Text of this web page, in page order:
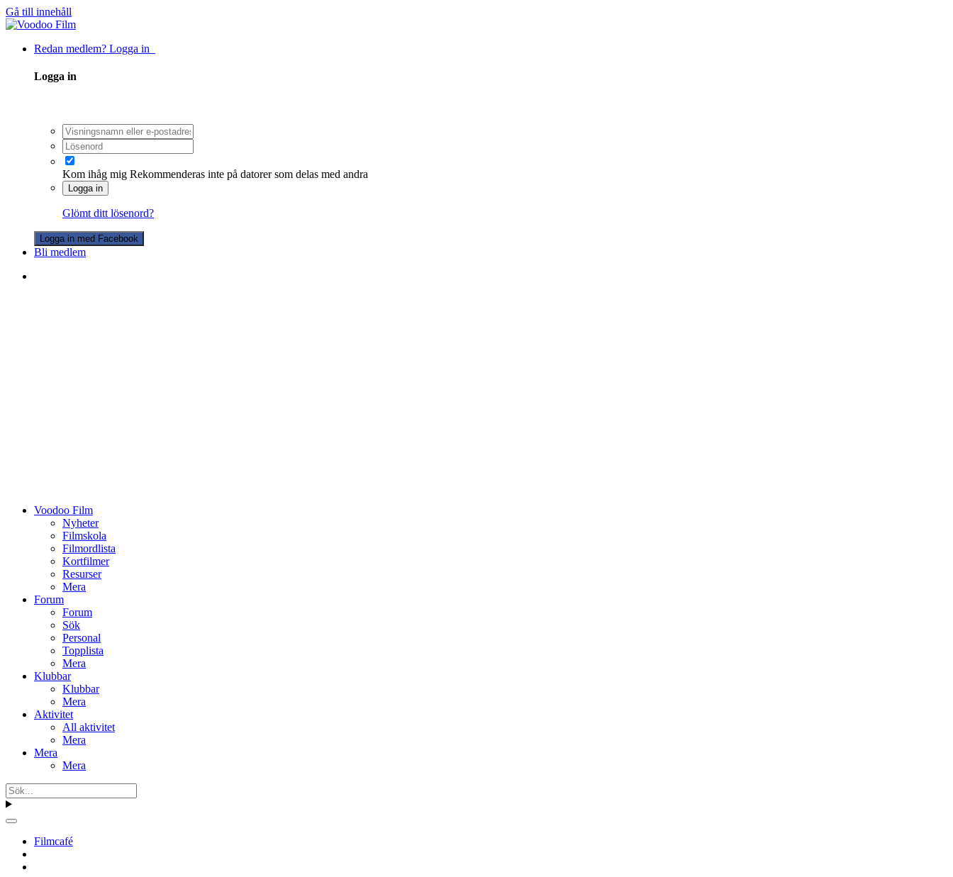
Gå till innehåll
Redan medlem? Logga in
Logga in
Kom ihåg mig Rekommenderas inte på datorer som delas med andra
Logga in
Glömt ditt lösenord?
Logga in med Facebook
Bli medlem
Voodoo Film
Nyheter
Filmskola
Filmordlista
Kortfilmer
Resurser
Mera
Forum
Forum
Sök
Personal
Topplista
Mera
Klubbar
Klubbar
Mera
Aktivitet
All aktivitet
Mera
Mera
Mera
Filmcafé